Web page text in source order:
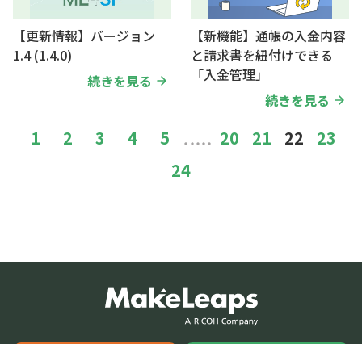
【更新情報】バージョン
1.4 (1.4.0)
続きを見る
【新機能】通帳の入金内容
と請求書を紐付けできる
「入金管理」
続きを見る
1 2 3 4 5 … 20 21 22
23
24